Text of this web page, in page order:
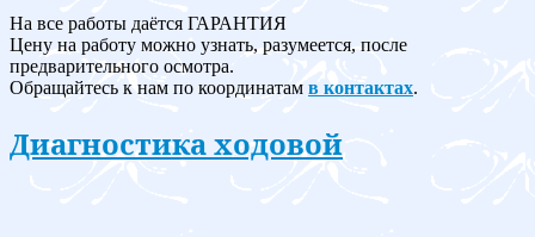
На все работы даётся ГАРАНТИЯ
Цену на работу можно узнать, разумеется, после
предварительного осмотра.
Обращайтесь к нам по координатам в контактах.
Диагностика ходовой